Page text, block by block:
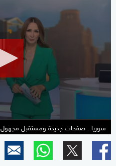
سوريا.. صفحات جديدة ومستقبل مجهول